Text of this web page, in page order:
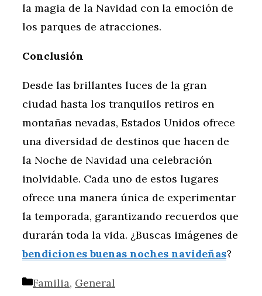
la magia de la Navidad con la emoción de
los parques de atracciones.
Conclusión
Desde las brillantes luces de la gran
ciudad hasta los tranquilos retiros en
montañas nevadas, Estados Unidos ofrece
una diversidad de destinos que hacen de
la Noche de Navidad una celebración
inolvidable. Cada uno de estos lugares
ofrece una manera única de experimentar
la temporada, garantizando recuerdos que
durarán toda la vida. ¿Buscas imágenes de
bendiciones buenas noches navideñas?
Categorías
Familia, General